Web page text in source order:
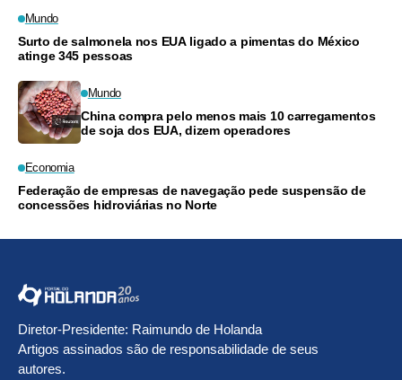
Mundo
Surto de salmonela nos EUA ligado a pimentas do México
atinge 345 pessoas
Mundo
China compra pelo menos mais 10 carregamentos
de soja dos EUA, dizem operadores
Economia
Federação de empresas de navegação pede suspensão de
concessões hidroviárias no Norte
Diretor-Presidente: Raimundo de Holanda
Artigos assinados são de responsabilidade de seus
autores.